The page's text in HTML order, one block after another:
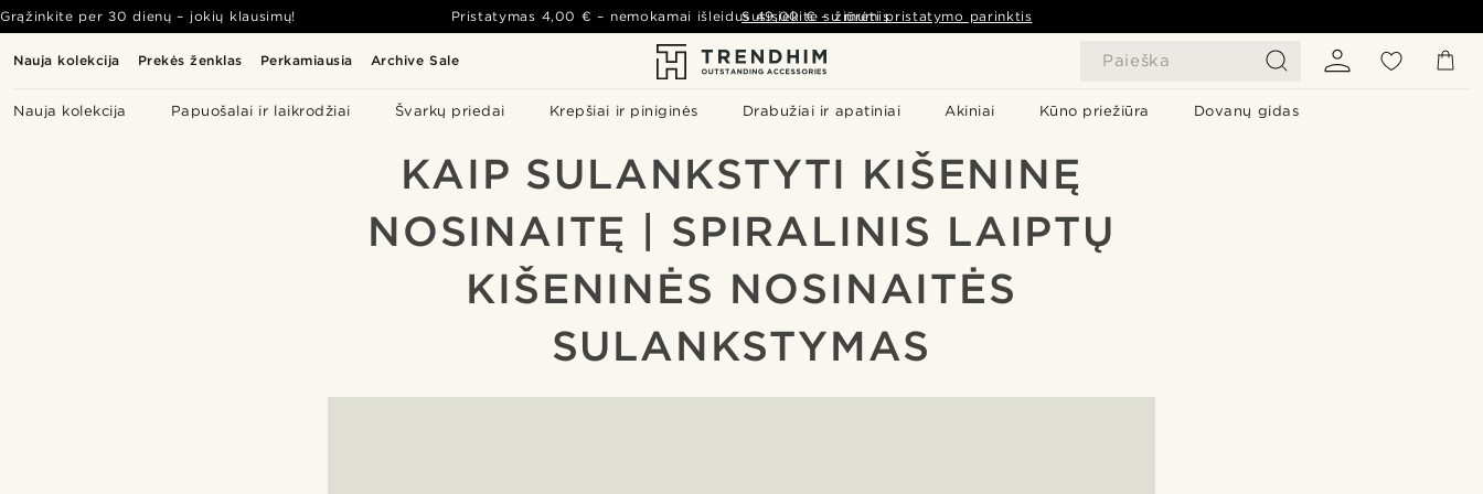
Nauja kolekcija Prekės ženklas Perkamiausia Archive Sale Paieška
Nauja kolekcija Papuošalai ir laikrodžiai Švarkų priedai Krepšiai ir piniginės Drabužiai ir apatiniai Akiniai Kūno priežiūra Dovanų gidas
Grąžinkite per 30 dienų – jokių klausimų! Pristatymas 4,00 € – nemokamai išleidus49,00 € – žiūrėti pristatymo parinktis
Susisiekite su mumis
KAIP SULANKSTYTI KIŠENINĘ
NOSINAITĘ | SPIRALINIS LAIPTŲ
KIŠENINĖS NOSINAITĖS
SULANKSTYMAS